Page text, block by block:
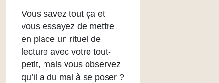
Vous savez tout ça et
vous essayez de mettre
en place un rituel de
lecture avec votre tout-
petit, mais vous observez
qu’il a du mal à se poser ?